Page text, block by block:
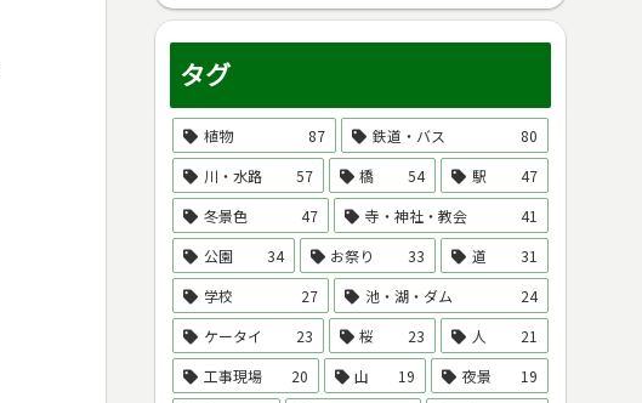
タグ
植物 87 鉄道・バス
80
川・水路
57 橋 54 駅
47
冬景色
47 寺・神社・教会
41
公園
34 お祭り 33 道
31
学校
27 池・湖・ダム
24
ケータイ
23 桜 23 人
21
工事現場
20 山 19 夜景
19